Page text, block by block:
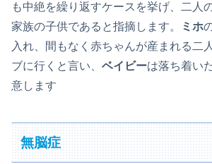
も中絶を繰り返すケースを挙げ、二人
家族の子供であると指摘します。
ミホ
入れ、間もなく赤ちゃんが産まれる二
ブに行くと言い、 ベイビーは落ち着い
意します
無脳症